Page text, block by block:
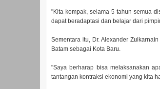
"Kita kompak, selama 5 tahun semua
dapat beradaptasi dan belajar dari
Sementara itu, Dr. Alexander
Batam sebagai Kota Baru.
"Saya berharap bisa melaksanakan
tantangan kontraksi ekonomi yang kita